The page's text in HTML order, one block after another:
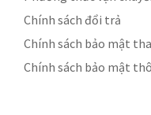
Chính sách đổi trả
Chính sách bảo mật
Chính sách bảo mật